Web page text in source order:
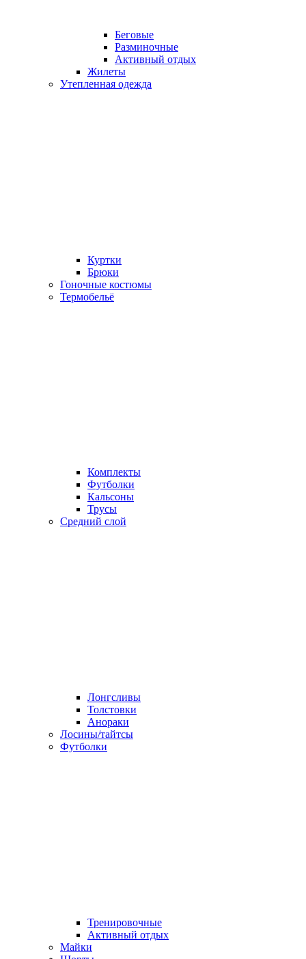
Беговые
Разминочные
Активный отдых
Жилеты
Утепленная одежда
Куртки
Брюки
Гоночные костюмы
Термобельё
Комплекты
Футболки
Кальсоны
Трусы
Средний слой
Лонгсливы
Толстовки
Анораки
Лосины/тайтсы
Футболки
Тренировочные
Активный отдых
Майки